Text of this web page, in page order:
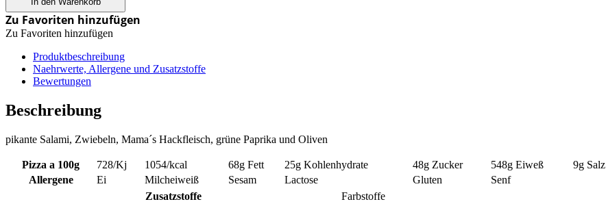
Zu Favoriten hinzufügen
Zu Favoriten hinzufügen
Produktbeschreibung
Naehrwerte, Allergene und Zusatzstoffe
Bewertungen
Beschreibung
pikante Salami, Zwiebeln, Mama´s Hackfleisch, grüne Paprika und Oliven
Pizza a 100g 728/Kj 1054/kcal 68g Fett 25g Kohlenhydrate 48g Zucker 548g Eiweß 9g Salz
Allergene
Ei Milcheiweiß Sesam Lactose Gluten
Senf
Zusatzstoffe
Farbstoffe